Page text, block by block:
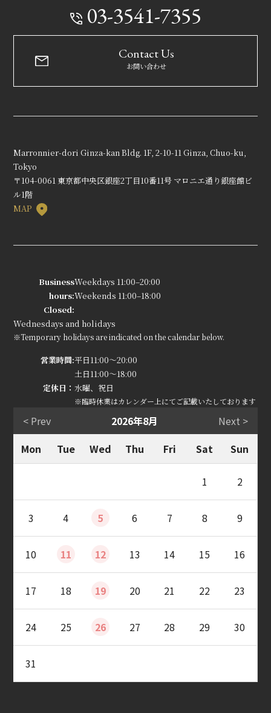
03-3541-7355
Contact Us
お問い合わせ
Marronnier-dori Ginza-kan Bldg. 1F, 2-10-11 Ginza, Chuo-ku,
Tokyo
〒104-0061 東京都中央区銀座2丁目10番11号 マロニエ通り銀座館ビ
ル1階
MAP
Business
hours:
Weekdays 11:00–20:00
Weekends 11:00–18:00
Closed:
Wednesdays and holidays
※Temporary holidays are indicated on the calendar below.
営業時間:平日11:00～20:00
土日11:00～18:00
定休日：水曜、祝日
※臨時休業はカレンダー上にてご記載いたしております
< Prev 2026年8月
Next >
Mon
Tue Wed Thu Fri Sat Sun
1 2
3 4 5 6 7 8 9
10 11 12 13 14 15 16
17 18 19 20 21 22 23
24 25 26 27 28 29 30
31